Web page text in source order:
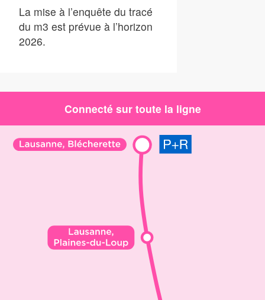
La mise à l’enquête du tracé
du m3 est prévue à l’horizon
2026.
Connecté sur toute la ligne